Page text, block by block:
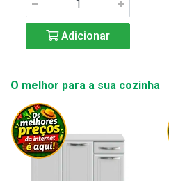
Adicionar
O melhor para a sua cozinha